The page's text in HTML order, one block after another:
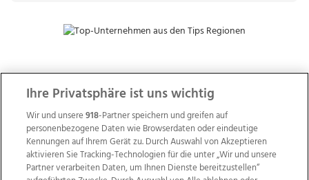
ZUR NACHRICHTENÜBERSICHT
Ihre Privatsphäre ist uns wichtig
Wir und unsere918-Partner speichern und greifen auf
personenbezogene Daten wie Browserdaten oder eindeutige
Kennungen auf Ihrem Gerät zu. Durch Auswahl von Akzeptieren
aktivieren Sie Tracking-Technologien für die unter „Wir und unsere
Partner verarbeiten Daten, um Ihnen Dienste bereitzustellen“